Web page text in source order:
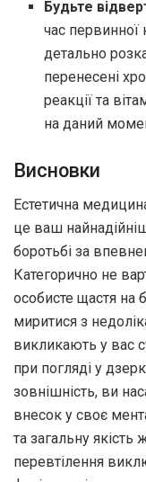
Будьте
час первинної
детально
перенесені
реакції та
на даний
Висновки
Естетична
це ваш
боротьбі за
Категорично не
особисте щастя на
миритися з
викликають у вас
при погляді у
зовнішність, ви
внесок у своє
та загальну якість
перевтілення